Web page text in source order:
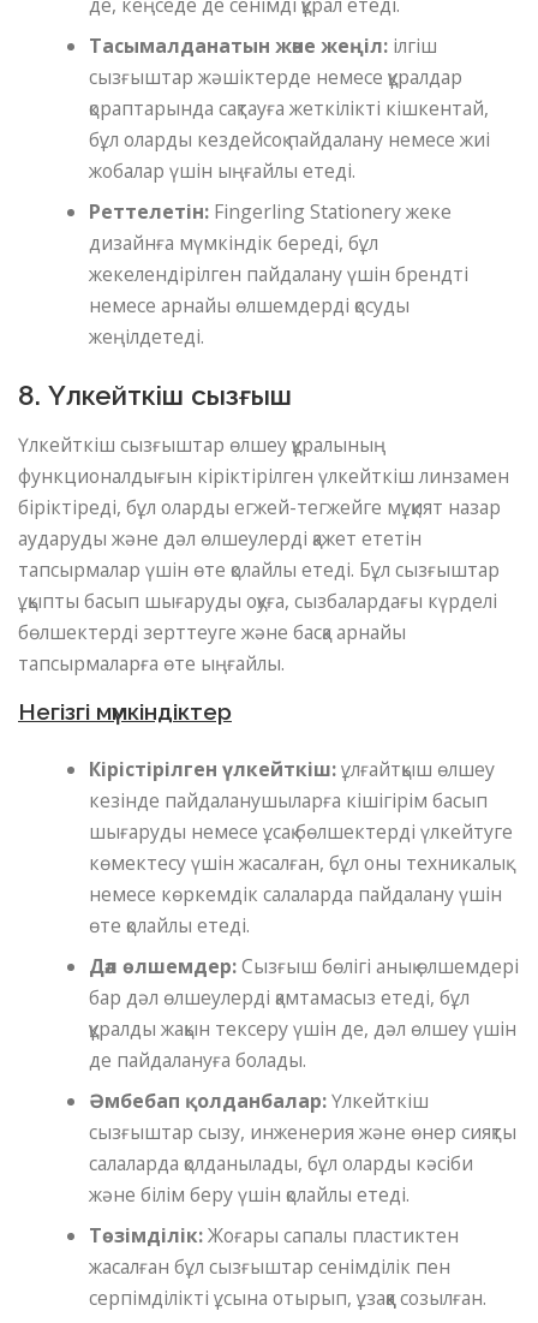
Тасымалданатын және жеңіл: ілгіш
сызғыштар жәшіктерде немесе құралдар
қораптарында сақтауға жеткілікті кішкентай,
бұл оларды кездейсоқ пайдалану немесе жиі
жобалар үшін ыңғайлы етеді.
Реттелетін: Fingerling Stationery жеке
дизайнға мүмкіндік береді, бұл
жекелендірілген пайдалану үшін брендті
немесе арнайы өлшемдерді қосуды
жеңілдетеді.
8. Үлкейткіш сызғыш
Үлкейткіш сызғыштар өлшеу құралының
функционалдығын кіріктірілген үлкейткіш линзамен
біріктіреді, бұл оларды егжей-тегжейге мұқият назар
аударуды және дәл өлшеулерді қажет ететін
тапсырмалар үшін өте қолайлы етеді. Бұл сызғыштар
ұқыпты басып шығаруды оқуға, сызбалардағы күрделі
бөлшектерді зерттеуге және басқа арнайы
тапсырмаларға өте ыңғайлы.
Негізгі мүмкіндіктер
Кірістірілген үлкейткіш:ұлғайтқыш өлшеу
кезінде пайдаланушыларға кішігірім басып
шығаруды немесе ұсақ бөлшектерді үлкейтуге
көмектесу үшін жасалған, бұл оны техникалық
немесе көркемдік салаларда пайдалану үшін
өте қолайлы етеді.
Дәл өлшемдер:Сызғыш бөлігі анық өлшемдері
бар дәл өлшеулерді қамтамасыз етеді, бұл
құралды жақын тексеру үшін де, дәл өлшеу үшін
де пайдалануға болады.
Әмбебап қолданбалар:Үлкейткіш
сызғыштар сызу, инженерия және өнер сияқты
салаларда қолданылады, бұл оларды кәсіби
және білім беру үшін қолайлы етеді.
Төзімділік:Жоғары сапалы пластиктен
жасалған бұл сызғыштар сенімділік пен
серпімділікті ұсына отырып, ұзаққа созылған.